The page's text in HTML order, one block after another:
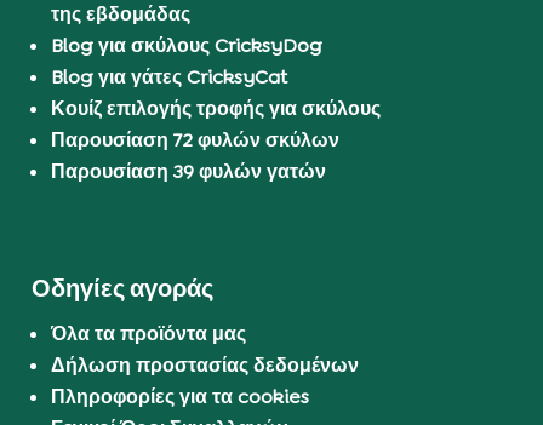
της εβδομάδας
Blog για σκύλους CricksyDog
Blog για γάτες CricksyCat
Κουίζ επιλογής τροφής για σκύλους
Παρουσίαση 72 φυλών σκύλων
Παρουσίαση 39 φυλών γατών
Οδηγίες αγοράς
Όλα τα προϊόντα μας
Δήλωση προστασίας δεδομένων
Πληροφορίες για τα cookies